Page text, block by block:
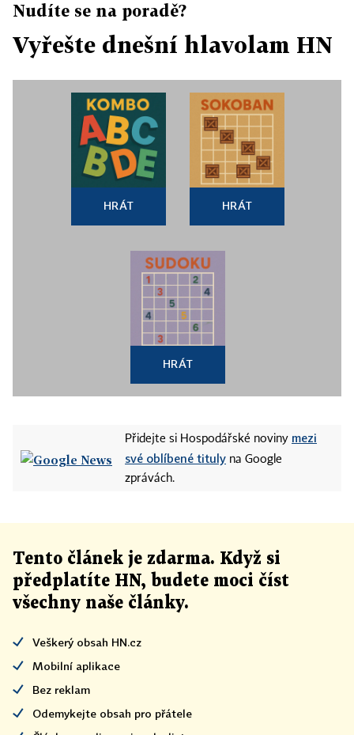
Nudíte se na poradě?
Vyřešte dnešní hlavolam HN
HRÁT HRÁT
HRÁT
Přidejte si Hospodářské noviny mezi
své oblíbené tituly na Google
zprávách.
Tento článek je zdarma. Když si
předplatíte HN, budete moci číst
všechny naše články.
Veškerý obsah HN.cz
Mobilní aplikace
Bez reklam
Odemykejte obsah pro přátele